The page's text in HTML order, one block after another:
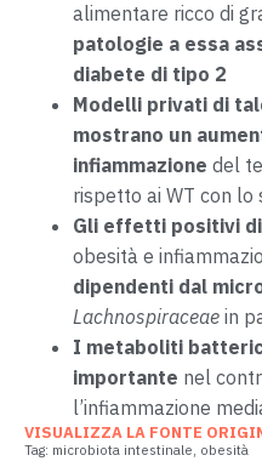
alimentare ricco di
patologie a essa
diabete di tipo 2
Modelli privati di
mostrano un
infiammazione del
rispetto ai WT con lo
Gli effetti positivi di
obesità e
dipendenti dal
Lachnospiraceae in
I metaboliti
importante nel
l’infiammazione
VISUALIZZA LA FONTE
Tag: microbiota intestinale, obesità